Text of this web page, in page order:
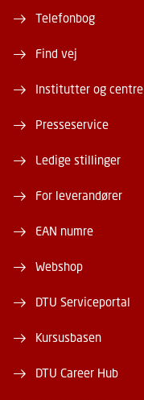
Telefonbog
Find vej
Institutter og centre
Presseservice
Ledige stillinger
For leverandører
EAN numre
Webshop
DTU Serviceportal
Kursusbasen
DTU Career Hub